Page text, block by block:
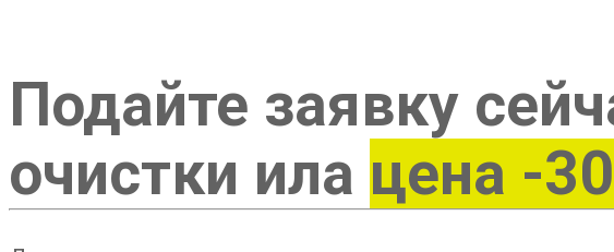
Подайте заявку
очистки ила цена -